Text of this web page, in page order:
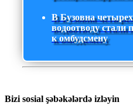
В Бузовна
водоотводу стали
к омбудсмену
Bizi sosial şəbəkələrdə izləyin